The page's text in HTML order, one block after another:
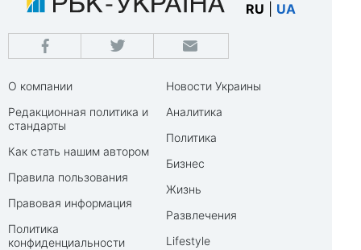
RU UA
О компании
Редакционная политика и
стандарты
Как стать нашим автором
Правила пользования
Правовая информация
Политика
конфиденциальности
Новости Украины
Аналитика
Политика
Бизнес
Жизнь
Развлечения
Lifestyle